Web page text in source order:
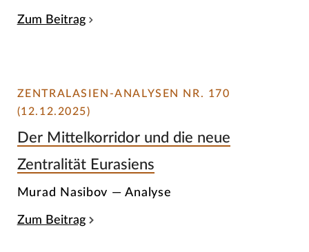
Zum Beitrag
ZENTRALASIEN-ANALYSEN NR. 170
(12.12.2025)
Der Mittelkorridor und die neue
Zentralität Eurasiens
Murad Nasibov — Analyse
Zum Beitrag